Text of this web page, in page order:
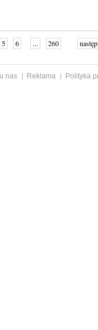
5 6 ... 260
nas Reklama
Polityka